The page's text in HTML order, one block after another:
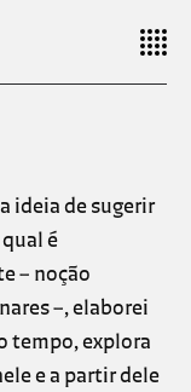
ideia de sugerir
é
– noção
–, elaborei
tempo, explora
e a partir dele